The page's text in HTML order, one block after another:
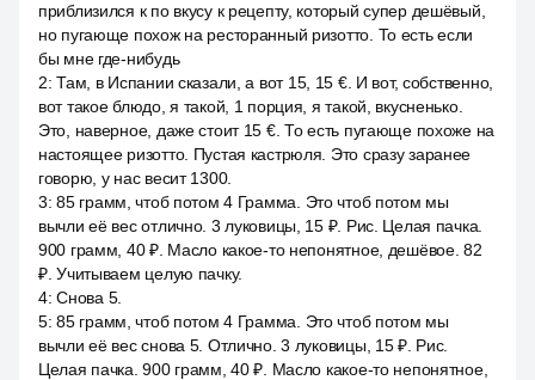
приблизился к по вкусу к рецепту, который супер дешёвый,
но пугающе похож на ресторанный ризотто. То есть если
бы мне где-нибудь
2:Там, в Испании сказали, а вот 15, 15 €. И вот, собственно,
вот такое блюдо, я такой, 1 порция, я такой, вкусненько.
Это, наверное, даже стоит 15 €. То есть пугающе похоже на
настоящее ризотто. Пустая кастрюля. Это сразу заранее
говорю, у нас весит 1300.
3:85 грамм, чтоб потом 4 Грамма. Это чтоб потом мы
вычли её вес отлично. 3 луковицы, 15 ₽. Рис. Целая пачка.
900 грамм, 40 ₽. Масло какое-то непонятное, дешёвое. 82
₽. Учитываем целую пачку.
4:Снова 5.
5:85 грамм, чтоб потом 4 Грамма. Это чтоб потом мы
вычли её вес снова 5. Отлично. 3 луковицы, 15 ₽. Рис.
Целая пачка. 900 грамм, 40 ₽. Масло какое-то непонятное,